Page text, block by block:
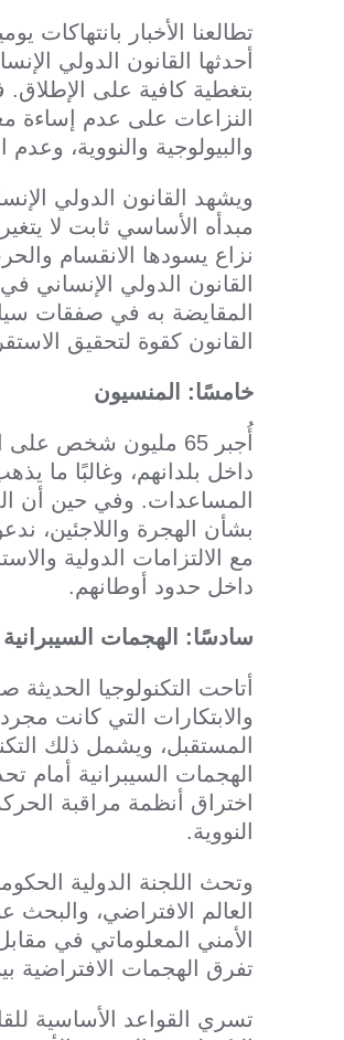
تطالعنا الأخبار بانتهاكات
أحدثها القانون الدولي
بتغطية كافية على
النزاعات على عدم إساءة
والبيولوجية والنووية،
ويشهد القانون الدولي
مبدأه الأساسي ثابت لا
نزاع يسودها الانقسام
القانون الدولي الإنساني
القانون كقوة لتحقيق
خامسًا: المنسيون
داخل بلدانهم، وغالبًا ما
بشأن الهجرة واللاجئين،
مع الالتزامات الدولية
داخل حدود أوطانهم.
سادسًا: الهجمات
أتاحت التكنولوجيا
والابتكارات التي كانت
المستقبل، ويشمل ذلك
الهجمات السيبرانية أمام
اختراق أنظمة مراقبة
النووية.
وتحث اللجنة الدولية
العالم الافتراضي، والبحث
الأمني المعلوماتي في
تفرق الهجمات الافتراضية
تسري القواعد الأساسية